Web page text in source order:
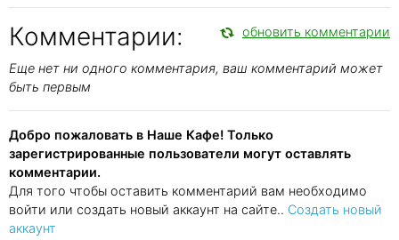
Комментарии: обновить комментарии
Еще нет ни одного комментария, ваш комментарий может
быть первым
Добро пожаловать в Наше Кафе! Только
зарегистрированные пользователи могут оставлять
комментарии.
Для того чтобы оставить комментарий вам необходимо
войти или создать новый аккаунт на сайте.. Создать новый
аккаунт